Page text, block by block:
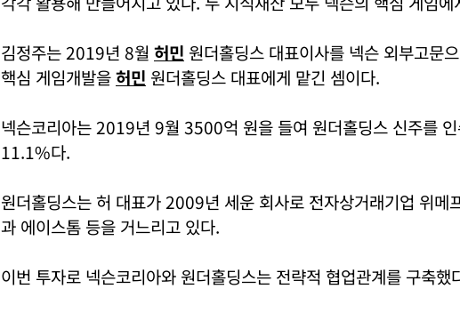
김정주는 2019년 8월 허민 원더홀딩스 대표이사를 넥슨 외부고문
핵심 게임개발을허민 원더홀딩스 대표에게 맡긴 셈이다.
넥슨코리아는 2019년 9월 3500억 원을 들여 원더홀딩스 신주를
11.1%다.
원더홀딩스는 허 대표가 2009년 세운 회사로 전자상거래기업 위메
과 에이스톰 등을 거느리고 있다.
이번 투자로 넥슨코리아와 원더홀딩스는 전략적 협업관계를 구축했